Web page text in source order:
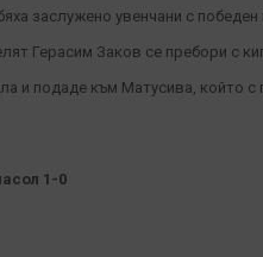
заслужено увенчани с победен
Герасим Заков се пребори с
и подаде към Матусива, който с
1-0